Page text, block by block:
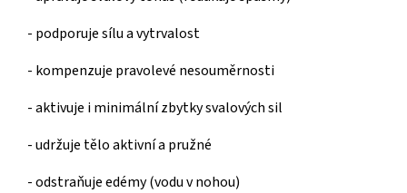
- podporuje sílu a vytrvalost
- kompenzuje pravolevé nesouměrnosti
- aktivuje i minimální zbytky svalových sil
- udržuje tělo aktivní a pružné
- odstraňuje edémy (vodu v nohou)